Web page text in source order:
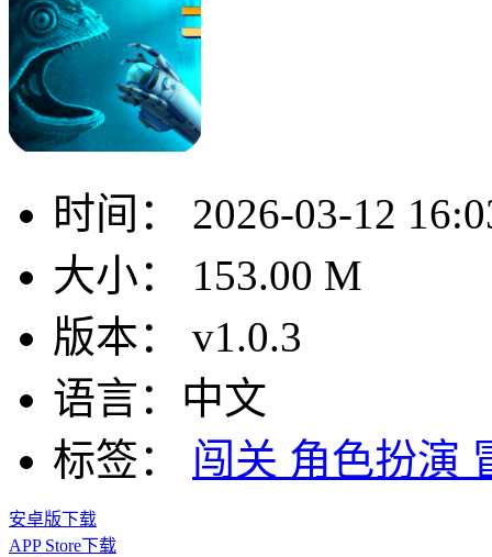
时间：
2026-03-12
大小：
153.00 M
版本：
v1.0.3
语言： 中文
标签：
闯关 角色扮演
安卓版下载
APP Store下载